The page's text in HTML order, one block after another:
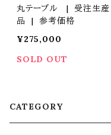
丸テーブル | 受注生産
品 | 参考価格
¥275,000
SOLD OUT
CATEGORY